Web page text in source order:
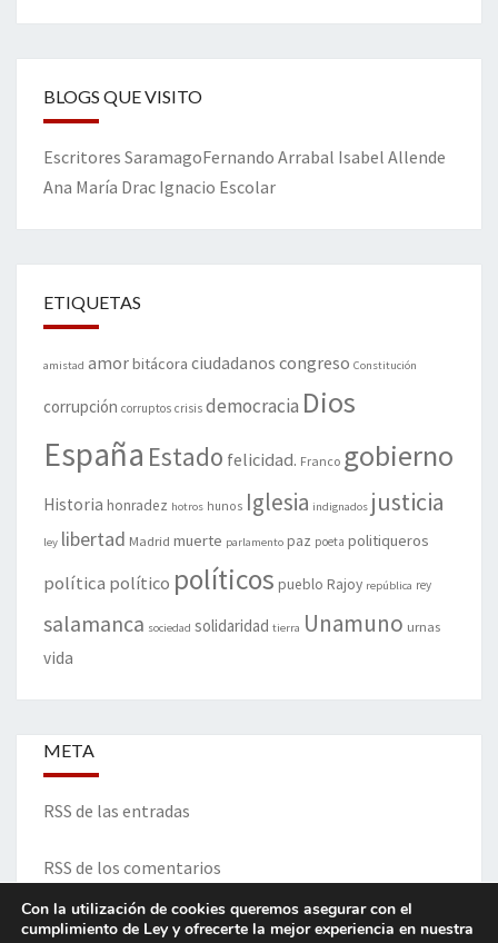
BLOGS QUE VISITO
Escritores SaramagoFernando Arrabal Isabel Allende
Ana María Drac Ignacio Escolar
ETIQUETAS
amistad amorbitácora ciudadanos congreso Constitución
corrupción corruptos crisis democracia Dios
España Estado felicidad. Franco gobierno
Historia honradez hotros hunos Iglesia indignados justicia
ley libertad Madrid muerte parlamento paz poeta politiqueros
política político políticos pueblo Rajoy república rey
salamanca sociedad solidaridad tierra Unamuno urnas
vida
META
RSS de las entradas
RSS de los comentarios
Con la utilización de cookies queremos asegurar con el
cumplimiento de Ley y ofrecerte la mejor experiencia en nuestra